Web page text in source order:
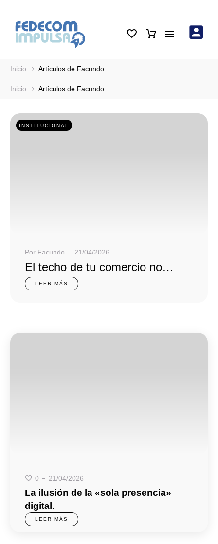
Inicio Artículos de Facundo
Inicio Artículos de Facundo
INSTITUCIONAL
Por Facundo 21/04/2026
El techo de tu comercio no
puede ser tu ciudad.
LEER MÁS
0 21/04/2026
La ilusión de la «sola presencia»
digital.
LEER MÁS